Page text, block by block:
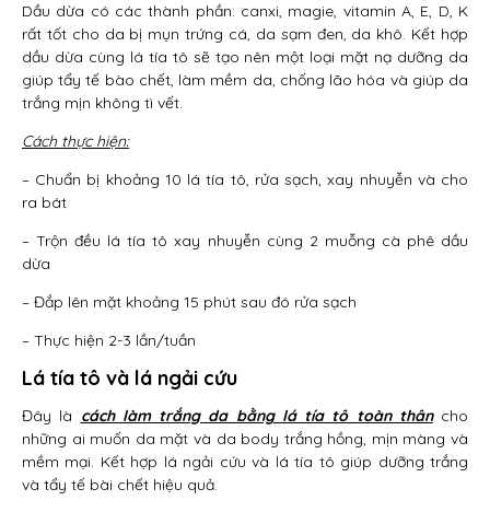
Dầu dừa có các thành phần: canxi, magie, vitamin A, E, D, K
rất tốt cho da bị mụn trứng cá, da sạm đen, da khô. Kết hợp
dầu dừa cùng lá tía tô sẽ tạo nên một loại mặt nạ dưỡng da
giúp tẩy tế bào chết, làm mềm da, chống lão hóa và giúp da
trắng mịn không tì vết.
Cách thực hiện:
– Chuẩn bị khoảng 10 lá tía tô, rửa sạch, xay nhuyễn và cho
ra bát
– Trộn đều lá tía tô xay nhuyễn cùng 2 muỗng cà phê dầu
dừa
– Đắp lên mặt khoảng 15 phút sau đó rửa sạch
– Thực hiện 2-3 lần/tuần
Lá tía tô và lá ngải cứu
Đây là cách làm trắng da bằng lá tía tô toàn thâncho
những ai muốn da mặt và da body trắng hồng, mịn màng và
mềm mại. Kết hợp lá ngải cứu và lá tía tô giúp dưỡng trắng
và tẩy tế bài chết hiệu quả.